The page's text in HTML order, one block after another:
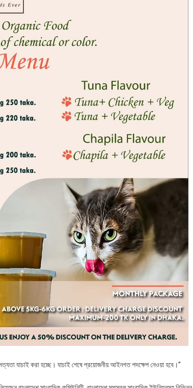
যাচাই করা হচ্ছে। যাচাই শেষে প্রয়োজনীয় আইনগত পদক্ষেপ নেওয়া হবে।”